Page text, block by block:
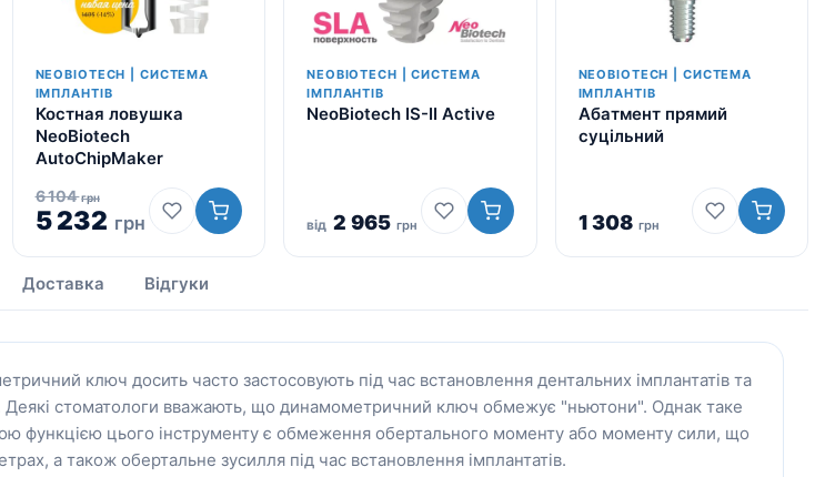
NEOBIOTECH | СИСТЕМА
ІМПЛАНТІВ
Костная ловушка
NeoBiotech
AutoChipMaker
6 104грн
5 232 грн
NEOBIOTECH | СИСТЕМА
ІМПЛАНТІВ
NeoBiotech IS-II Active
від 2 965 грн
NEOBIOTECH | СИСТЕМА
ІМПЛАНТІВ
Абатмент прямий
суцільний
1 308 грн
Доставка Відгуки
ключ досить часто застосовують під час встановлення дентальних імплантатів та
Деякі стоматологи вважають, що динамометричний ключ обмежує "ньютони". Однак таке
функцією цього інструменту є обмеження обертального моменту або моменту сили, що
а також обертальне зусилля під час встановлення імплантатів.